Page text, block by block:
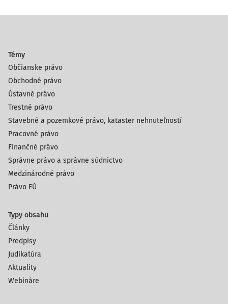
Témy
Občianske právo
Obchodné právo
Ústavné právo
Trestné právo
Stavebné a pozemkové právo, kataster nehnuteľností
Pracovné právo
Finančné právo
Správne právo a správne súdnictvo
Medzinárodné právo
Právo EÚ
Typy obsahu
Články
Predpisy
Judikatúra
Aktuality
Webináre